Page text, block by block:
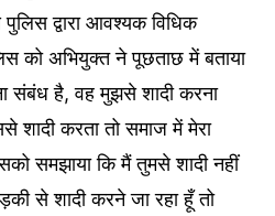
द्वारा आवश्यक विधिक
को अभियुक्त ने पूछताछ में बताया
संबंध है, वह मुझसे शादी करना
शादी करता तो समाज में मेरा
समझाया कि मैं तुमसे शादी नहीं
से शादी करने जा रहा हूँ तो